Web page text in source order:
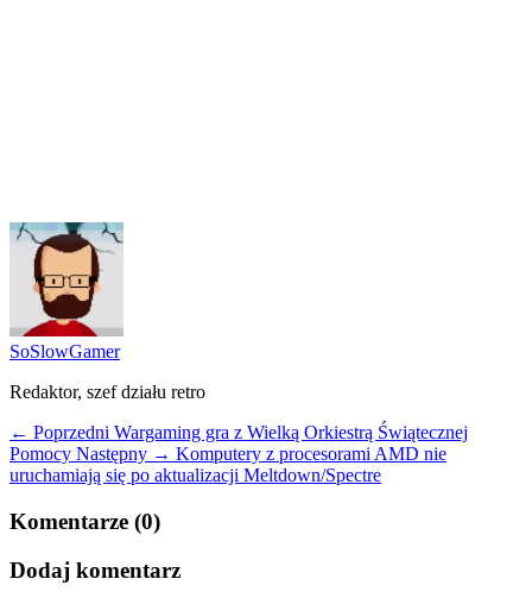
SoSlowGamer
Redaktor, szef działu retro
← Poprzedni Wargaming gra z Wielką Orkiestrą Świątecznej
Pomocy Następny → Komputery z procesorami AMD nie
uruchamiają się po aktualizacji Meltdown/Spectre
Komentarze (0)
Dodaj komentarz